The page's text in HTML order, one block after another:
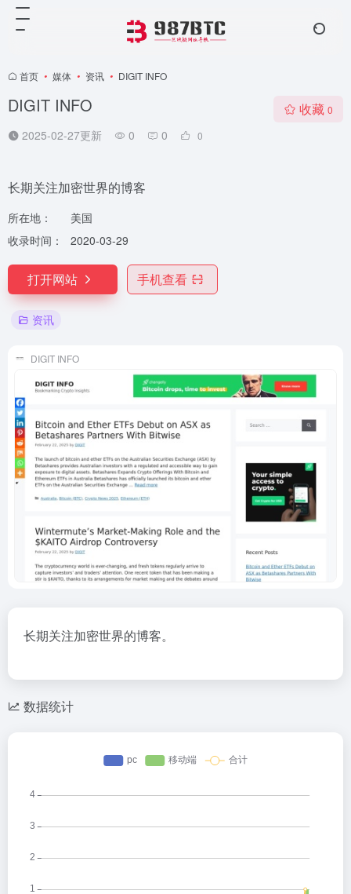
首页 • 媒体 • 资讯 • DIGIT INFO
DIGIT INFO
2025-02-27更新 0 0 0
收藏 0
长期关注加密世界的博客
所在地：
美国
收录时间：
2020-03-29
打开网站 手机查看
资讯
DIGIT INFO
长期关注加密世界的博客。
数据统计